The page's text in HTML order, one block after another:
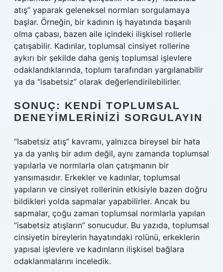
atış” yaparak geleneksel normları sorgulamaya
başlar. Örneğin, bir kadının iş hayatında başarılı
olma çabası, bazen aile içindeki ilişkisel rollerle
çatışabilir. Kadınlar, toplumsal cinsiyet rollerine
aykırı bir şekilde daha geniş toplumsal işlevlere
odaklandıklarında, toplum tarafından yargılanabilir
ya da “isabetsiz” olarak değerlendirilebilirler.
SONUÇ: KENDI TOPLUMSAL
DENEYIMLERINIZI SORGULAYIN
“Isabetsiz atış” kavramı, yalnızca bireysel bir hata
ya da yanlış bir adım değil, aynı zamanda toplumsal
yapılarla ve normlarla olan çatışmanın bir
yansımasıdır. Erkekler ve kadınlar, toplumsal
yapıların ve cinsiyet rollerinin etkisiyle bazen doğru
bildikleri yolda sapmalar yapabilirler. Ancak bu
sapmalar, çoğu zaman toplumsal normlarla yapılan
“isabetsiz atışların” sonucudur. Bu yazıda, toplumsal
cinsiyetin bireylerin hayatındaki rolünü, erkeklerin
yapısal işlevlere ve kadınların ilişkisel bağlara
odaklanmalarını inceledik.